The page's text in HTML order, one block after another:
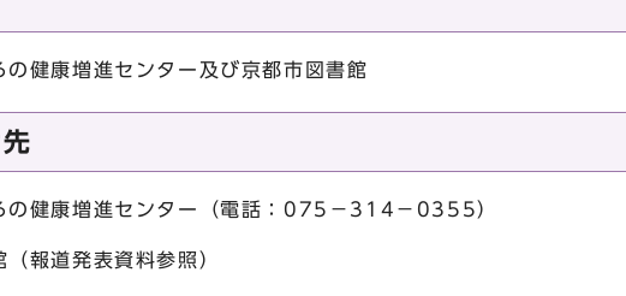
健康増進センター及び京都市図書館
健康増進センター（電話：075－314－0355）
報道発表資料参照）